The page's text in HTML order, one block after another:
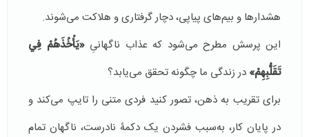
هشدارها و بیم‌های پیاپی، دچار گرفتاری و هلاکت می‌شوند.
این پرسش مطرح می‌شود که عذاب ناگهانیِ«يَأْخُذَهُمْ فِي
تَقَلُّبِهِمْ» در زندگی ما چگونه تحقق می‌یابد؟
برای تقریب به ذهن، تصور کنید فردی متنی را تایپ می‌کند و
در پایان کار، به‌سبب فشردن یک دکمۀ نادرست، ناگهان تمام